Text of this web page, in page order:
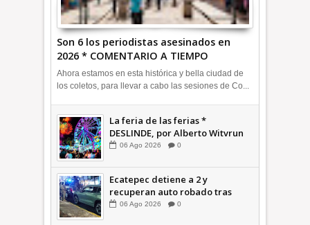
Son 6 los periodistas asesinados en
2026 * COMENTARIO A TIEMPO
Ahora estamos en esta histórica y bella ciudad de
los coletos, para llevar a cabo las sesiones de Co...
La feria de las ferias *
DESLINDE, por Alberto Witvrun
06 Ago 2026 0
Ecatepec detiene a 2 y
recuperan auto robado tras
operativo con Tecámac +Video
06 Ago 2026 0